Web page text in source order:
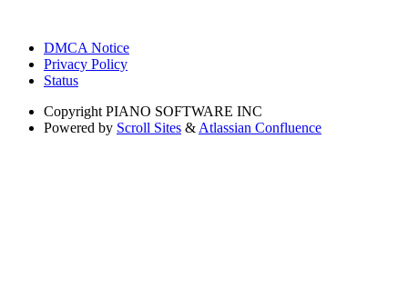
DMCA Notice
Privacy Policy
Status
Copyright PIANO SOFTWARE INC
Powered by Scroll Sites & Atlassian Confluence